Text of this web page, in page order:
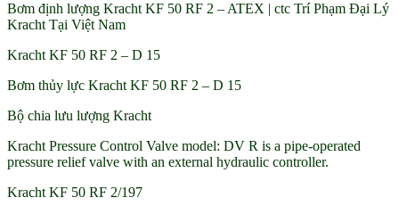
Bơm định lượng Kracht KF 50 RF 2 – ATEX | ctc Trí Phạm Đại Lý
Kracht Tại Việt Nam
Kracht KF 50 RF 2 – D 15
Bơm thủy lực Kracht KF 50 RF 2 – D 15
Bộ chia lưu lượng Kracht
Kracht Pressure Control Valve model: DV R is a pipe-operated
pressure relief valve with an external hydraulic controller.
Kracht KF 50 RF 2/197